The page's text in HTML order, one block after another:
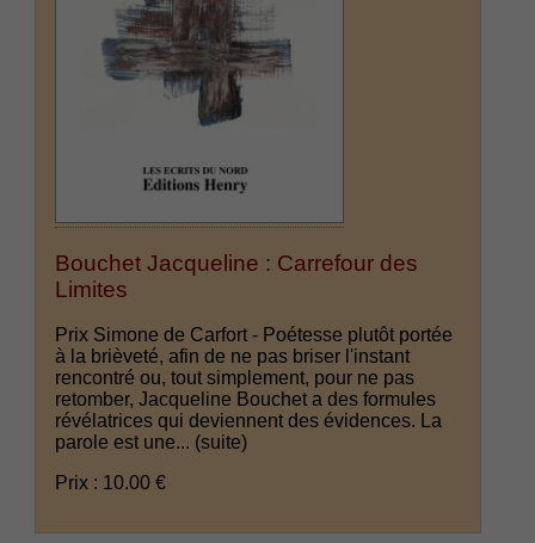
Bouchet Jacqueline : Carrefour des
Limites
Prix Simone de Carfort - Poétesse plutôt portée
à la brièveté, afin de ne pas briser l'instant
rencontré ou, tout simplement, pour ne pas
retomber, Jacqueline Bouchet a des formules
révélatrices qui deviennent des évidences. La
parole est une... (suite)
Prix : 10.00 €